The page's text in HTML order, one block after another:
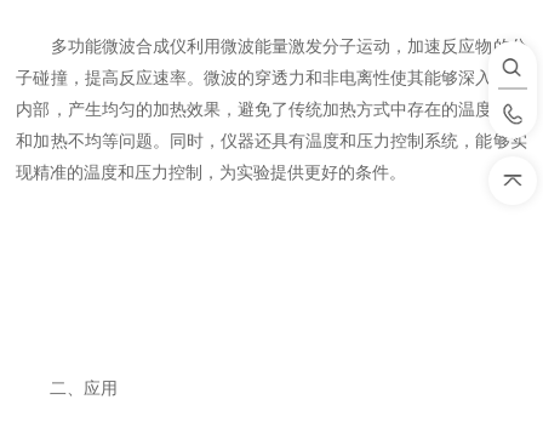
多功能微波合成仪利用微波能量激发分子运动，加速反应物的分
子碰撞，提高反应速率。微波的穿透力和非电离性使其能够深入物质
内部，产生均匀的加热效果，避免了传统加热方式中存在的温度梯度
和加热不均等问题。同时，仪器还具有温度和压力控制系统，能够实
现精准的温度和压力控制，为实验提供更好的条件。
二、应用